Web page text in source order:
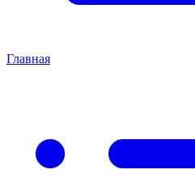
Главная